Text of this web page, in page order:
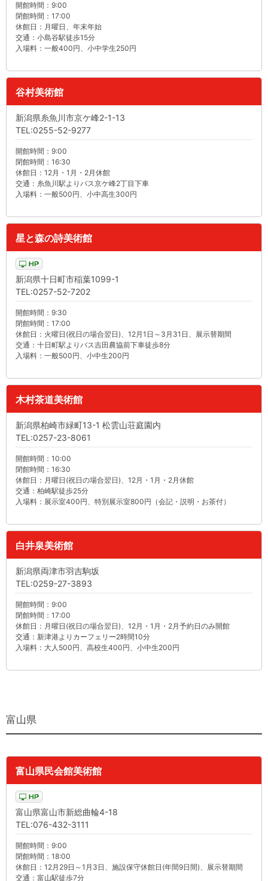
開館時間：9:00
閉館時間：17:00
休館日：月曜日、年末年始
交通：小島谷駅徒歩15分
入場料：一般400円、小中学生250円
谷村美術館
新潟県糸魚川市京ケ峰2-1-13
TEL:0255-52-9277
開館時間：9:00
閉館時間：16:30
休館日：12月・1月・2月休館
交通：糸魚川駅よりバス京ケ峰2丁目下車
入場料：一般500円、小中高生300円
星と森の詩美術館
新潟県十日町市稲葉1099-1
TEL:0257-52-7202
開館時間：9:30
閉館時間：17:00
休館日：火曜日(祝日の場合翌日)、12月1日～3月31日、展示替期間
交通：十日町駅よりバス吉田農協前下車徒歩8分
入場料：一般500円、小中生200円
木村茶道美術館
新潟県柏崎市緑町13-1 松雲山荘庭園内
TEL:0257-23-8061
開館時間：10:00
閉館時間：16:30
休館日：月曜日(祝日の場合翌日)、12月・1月・2月休館
交通：柏崎駅徒歩25分
入場料：展示室400円、特別展示室800円（会記・説明・お茶付）
白井泉美術館
新潟県両津市羽吉駒坂
TEL:0259-27-3893
開館時間：9:00
閉館時間：17:00
休館日：月曜日(祝日の場合翌日)、12月・1月・2月予約日のみ開館
交通：新津港よりカーフェリー2時間10分
入場料：大人500円、高校生400円、小中生200円
富山県
富山県民会館美術館
富山県富山市新総曲輪4-18
TEL:076-432-3111
開館時間：9:00
閉館時間：18:00
休館日：12月29日～1月3日、施設保守休館日(年間9日間)、展示替期間
交通：富山駅徒歩7分